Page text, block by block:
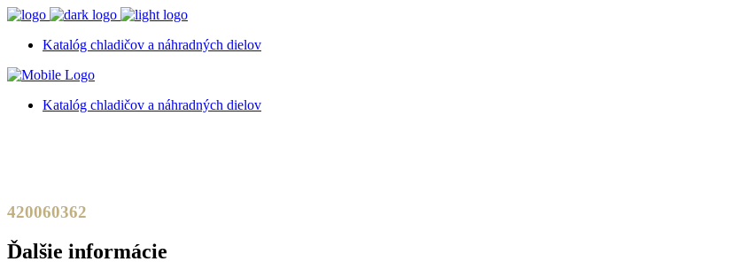
Katalóg chladičov a náhradných dielov
Katalóg chladičov a náhradných dielov
420060362
Ďalšie informácie